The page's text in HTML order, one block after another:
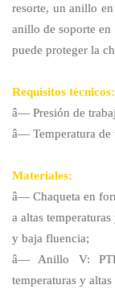
resorte, un anillo
anillo de soporte
puede proteger la
Requisitos técnicos:
â— Presión de
â— Temperatura de
Materiales:
â— Chaqueta en
a altas
y baja fluencia;
â— Anillo V:
temperaturas y